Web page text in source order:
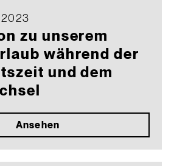
2023
zu unserem
während der
und dem
Ansehen